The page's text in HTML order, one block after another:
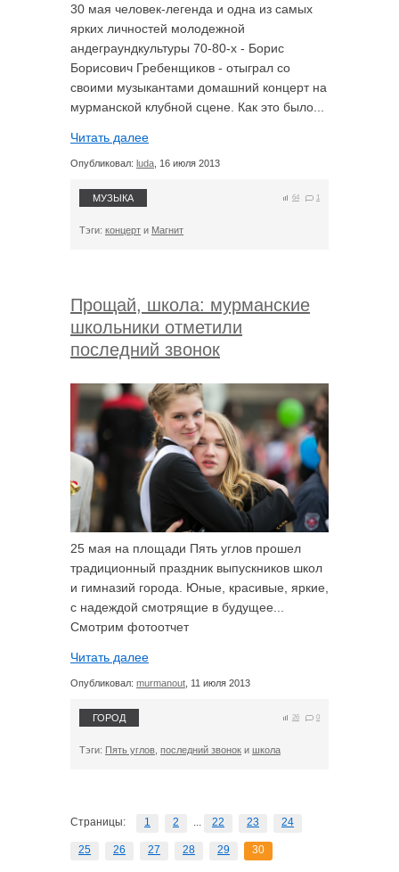
30 мая человек-легенда и одна из самых
ярких личностей молодежной
андеграундкультуры 70-80-х - Борис
Борисович Гребенщиков - отыграл со
своими музыкантами домашний концерт на
мурманской клубной сцене. Как это было...
Читать далее
Опубликовал: luda , 16 июля 2013
64 1
МУЗЫКА
Тэги: концерт и Магнит
Прощай, школа: мурманские
школьники отметили
последний звонок
25 мая на площади Пять углов прошел
традиционный праздник выпускников школ
и гимназий города. Юные, красивые, яркие,
с надеждой смотрящие в будущее...
Смотрим фотоотчет
Читать далее
Опубликовал: murmanout , 11 июля 2013
26 0
ГОРОД
Тэги: Пять углов последний звонок и школа
Страницы: 1 2 ... 22 23 24
25 26 27 28 29 30